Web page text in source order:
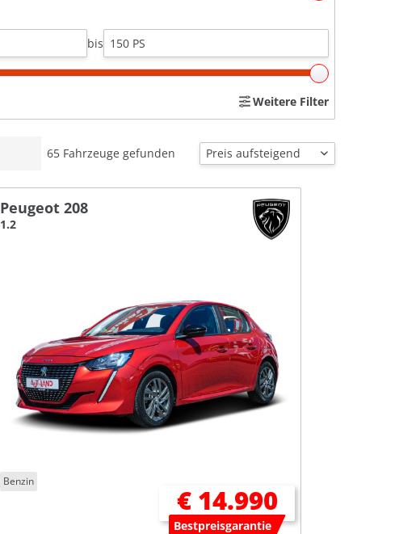
bis
Weitere Filter
65 Fahrzeuge gefunden
Peugeot 208
1.2
Benzin
€ 14.990
Bestpreisgarantie